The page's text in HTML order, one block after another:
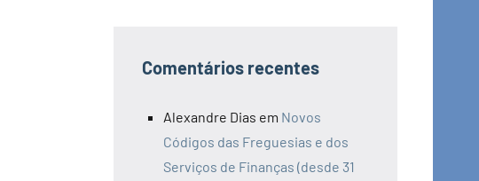
Comentários recentes
Alexandre Dias em Novos
Códigos das Freguesias e dos
Serviços de Finanças (desde 31